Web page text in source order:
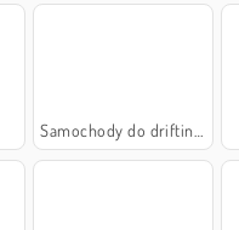
Samochody do driftingu